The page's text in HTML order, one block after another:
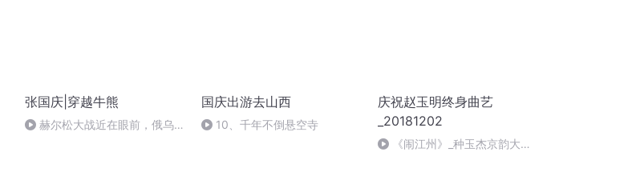
张国庆|穿越牛熊
赫尔松大战近在眼前，俄乌冲
国庆出游去山西
10、千年不倒悬空寺
庆祝赵玉明终身曲艺
_20181202
《闹江州》_种玉杰京韵大鼓